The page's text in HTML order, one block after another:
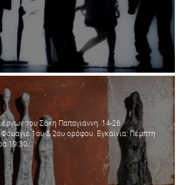
του Σάκη Παπαγιάννη. 14-26
1ου & 2ου ορόφου. Εγκαίνια: Πέμπτη
19:30...